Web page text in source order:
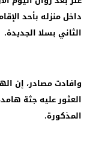
داخل منزله بأحد
الثاني بسلا الجديدة.
وافادت مصادر، إن
المذكورة.